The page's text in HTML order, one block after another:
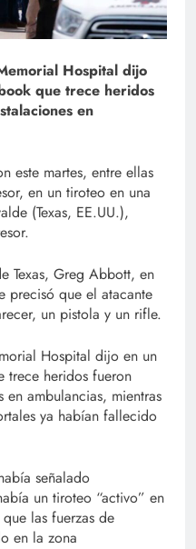
Hospital dijo
que trece heridos
en
este martes, entre ellas
en un tiroteo en una
(Texas, EE.UU.),
Texas, Greg Abbott, en
precisó que el atacante
un pistola y un rifle.
Hospital dijo en un
trece heridos fueron
en ambulancias, mientras
ya habían fallecido
señalado
un tiroteo “activo” en
las fuerzas de
en la zona